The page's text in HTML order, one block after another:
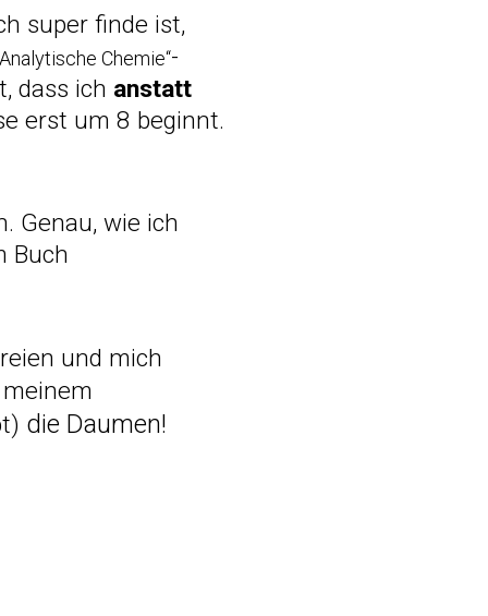
super finde ist,
Chemie“-
dass ich anstatt
erst um 8 beginnt.
Genau, wie ich
Buch
und mich
die Daumen!